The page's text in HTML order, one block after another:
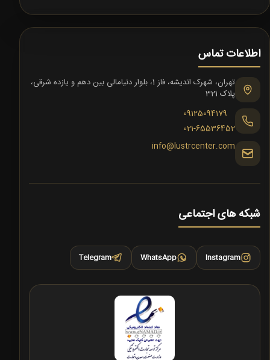
اطلاعات تماس
تهران، شهرک اندیشه، فاز 1، بلوار دنیامالی بین دهم و یازده شرقی،
پلاک 321
09125094179
021-65536452
info@lustrcenter.com
شبکه های اجتماعی
Instagram
WhatsApp
Telegram